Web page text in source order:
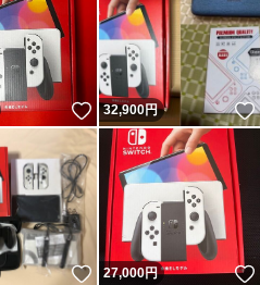
いいね！
32,900円
いいね！
27,000円